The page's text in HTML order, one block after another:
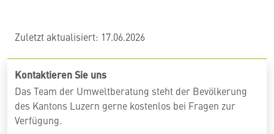
Zuletzt aktualisiert: 17.06.2026
Kontaktieren Sie uns
Das Team der Umweltberatung steht der Bevölkerung
des Kantons Luzern gerne kostenlos bei Fragen zur
Verfügung.